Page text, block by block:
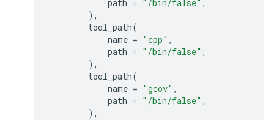
path = "/bin/false" ,
),
tool_path(
name = "cpp" ,
path = "/bin/false" ,
),
tool_path(
name = "gcov" ,
path = "/bin/false" ,
),